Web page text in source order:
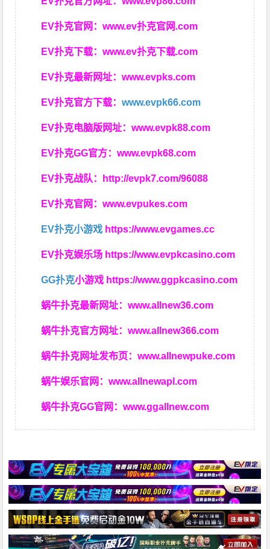
EV扑克官网：www.ev扑克官网.com
EV扑克下载：www.ev扑克下载.com
EV扑克最新网址：www.evpks.com
EV扑克官方下载：www.evpk66.com
EV扑克电脑版网址：www.evpk88.com
EV扑克GG官方：www.evpk68.com
EV扑克战队： http://evpk7.com/96088
EV扑克官网：www.evpukes.com
EV扑克小游戏 https://www.evgames.cc
EV扑克娱乐场 https://www.evpkcasino.com
GG扑克小游戏 https://www.ggpkcasino.com
蜗牛扑克最新网址：www.allnew36.com
蜗牛扑克官方网址：www.allnew366.com
蜗牛扑克网址发布页：www.allnewpuke.com
蜗牛娱乐官网：www.allnewapl.com
蜗牛扑克GG官网：www.ggallnew.com